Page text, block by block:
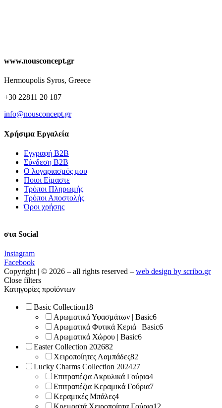
www.nousconcept.gr
Hermoupolis Syros, Greece
+30 22811 20 187
info@nousconcept.gr
Χρήσιμα Εργαλεία
Εγγραφή Β2Β
Σύνδεση Β2Β
Ο λογαριασμός μου
Ποιοι Είμαστε
Τρόποι Πληρωμής
Τρόποι Αποστολής
Όροι χρήσης
στα Social
Instagram
Facebook
Copyright | © 2026 – all rights reserved – web design by scribo.gr
Close filters
Κατηγορίες προϊόντων
Basic Collection18
Αρωματικά Υφασμάτων | Basic6
Αρωματικά Φυτικά Κεριά | Basic6
Αρωματικά Χώρου | Basic6
Easter Collection 202682
Χειροποίητες Λαμπάδες82
Lucky Charms Collection 202427
Επιτραπέζια Ακρυλικά Γούρια4
Επιτραπέζια Κεραμικά Γούρια7
Κεραμικές Μπάλες4